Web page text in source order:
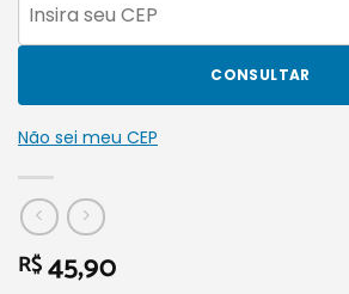
CONSULTAR
Não sei meu CEP
R$45,90